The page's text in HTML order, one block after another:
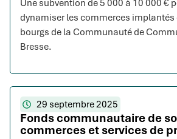
Une subvention de 5 000 à 10 000 €
dynamiser les commerces implantés
bourgs de la Communauté de
Bresse.
29 septembre 2025
Fonds communautaire de
commerces et services de